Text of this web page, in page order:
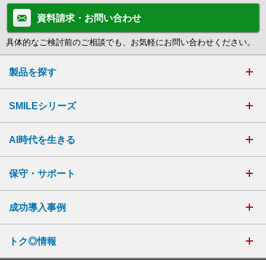
資料請求・お問い合わせ
具体的なご検討前のご相談でも、お気軽にお問い合わせください。
製品を探す
SMILEシリーズ
AI時代を生きる
保守・サポート
成功導入事例
トク◎情報